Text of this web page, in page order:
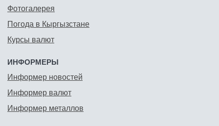
Фотогалерея
Погода в Кыргызстане
Курсы валют
ИНФОРМЕРЫ
Информер новостей
Информер валют
Информер металлов